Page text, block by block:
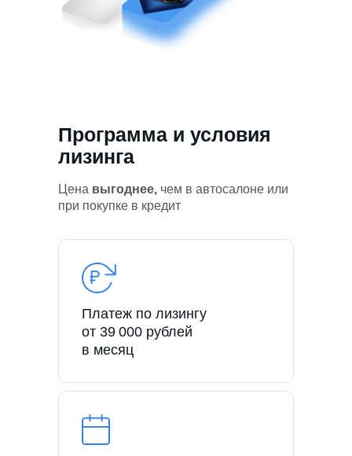
Программа и условия
лизинга
Цена выгоднее, чем в автосалоне или
при покупке в кредит
Платеж по лизингу
от 39 000 рублей
в месяц